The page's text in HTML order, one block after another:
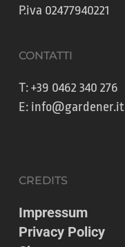
P.iva 02477940221
CONTATTI
T:+39 0462 340 276
E: info@gardener.it
CREDITS
Impressum
Privacy Policy